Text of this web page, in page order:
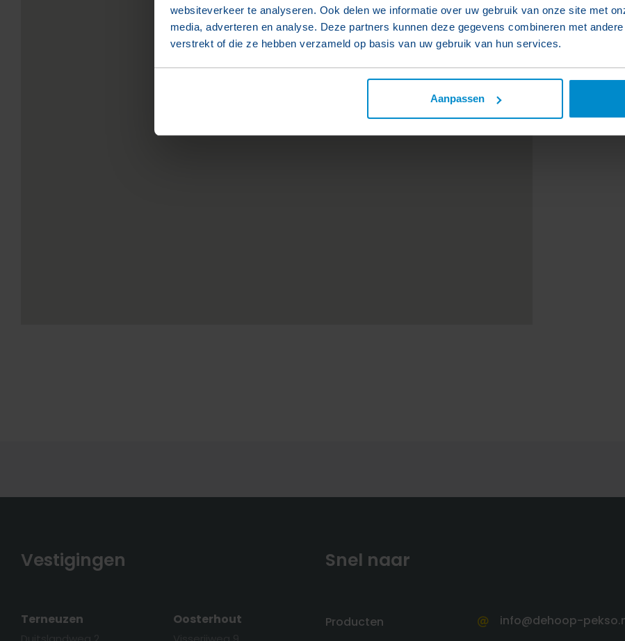
websiteverkeer te analyseren. Ook delen we informatie over uw gebruik van onze site met
media, adverteren en analyse. Deze partners kunnen deze gegevens combineren met
verstrekt of die ze hebben verzameld op basis van uw gebruik van hun services.
Aanpassen
Vestigingen
Terneuzen Oosterhout
Snel naar
Producten
info@dehoop-